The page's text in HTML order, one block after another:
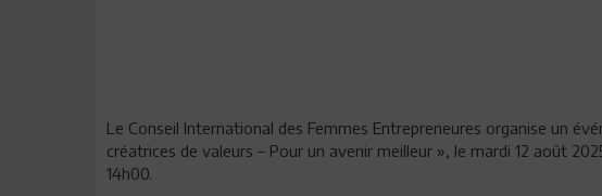
Le Conseil International des Femmes Entrepreneures organise un
créatrices de valeurs – Pour un avenir meilleur », le mardi 12 août
14h00.